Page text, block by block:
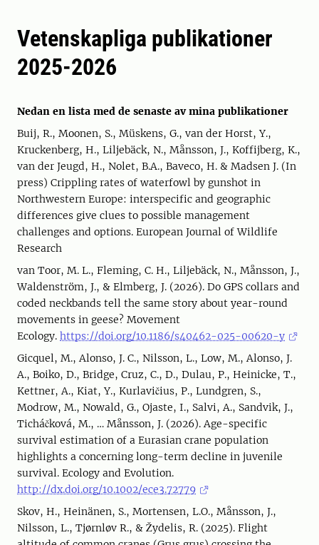
Vetenskapliga publikationer
2025-2026
Nedan en lista med de senaste av mina publikationer
Buij, R., Moonen, S., Müskens, G., van der Horst, Y.,
Kruckenberg, H., Liljebäck, N., Månsson, J., Koffijberg, K.,
van der Jeugd, H., Nolet, B.A., Baveco, H. & Madsen J. (In
press) Crippling rates of waterfowl by gunshot in
Northwestern Europe: interspecific and geographic
differences give clues to possible management
challenges and options. European Journal of Wildlife
Research
van Toor, M. L., Fleming, C. H., Liljebäck, N., Månsson, J.,
Waldenström, J., & Elmberg, J. (2026). Do GPS collars and
coded neckbands tell the same story about year-round
movements in geese? Movement
Ecology. https://doi.org/10.1186/s40462-025-00620-y
Gicquel, M., Alonso, J. C., Nilsson, L., Low, M., Alonso, J.
A., Boiko, D., Bridge, Cruz, C., D., Dulau, P., Heinicke, T.,
Kettner, A., Kiat, Y., Kurlavičius, P., Lundgren, S.,
Modrow, M., Nowald, G., Ojaste, I., Salvi, A., Sandvik, J.,
Ticháčková, M., … Månsson, J. (2026). Age-specific
survival estimation of a Eurasian crane population
highlights a concerning long-term decline in juvenile
survival. Ecology and Evolution.
http://dx.doi.org/10.1002/ece3.72779
Skov, H., Heinänen, S., Mortensen, L.O., Månsson, J.,
Nilsson, L., Tjørnløv R., & Žydelis, R. (2025). Flight